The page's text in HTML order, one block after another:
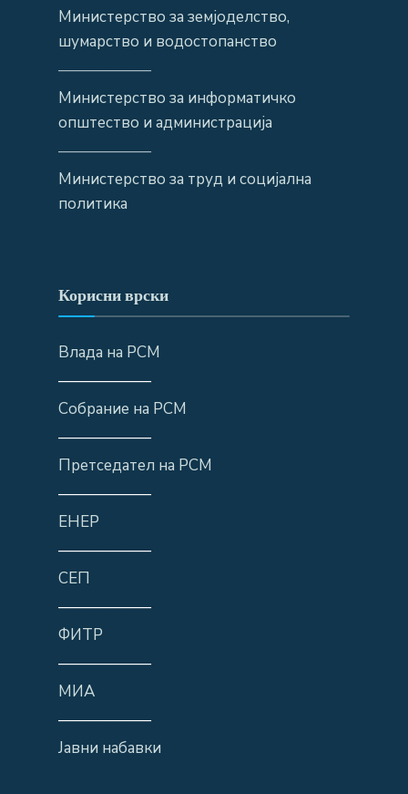
Министерство за земјоделство,
шумарство и водостопанство
——————
Министерство за информатичко
општество и администрација
——————
Министерство за труд и социјална
политика
Корисни врски
Влада на РСМ
——————
Собрание на РСМ
——————
Претседател на РСМ
——————
ЕНЕР
——————
СЕП
——————
ФИТР
——————
МИА
——————
Јавни набавки